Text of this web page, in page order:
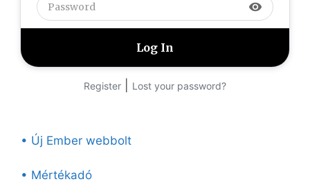
visibility
Register Lost your password?
• Új Ember webbolt
• Mértékadó